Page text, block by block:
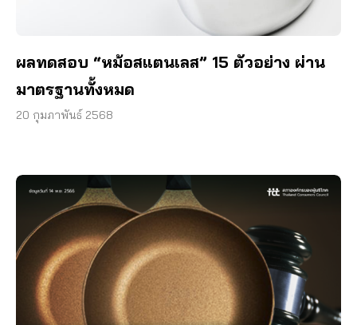
ผลทดสอบ “หม้อสแตนเลส” 15 ตัวอย่าง ผ่าน
มาตรฐานทั้งหมด
20 กุมภาพันธ์ 2568